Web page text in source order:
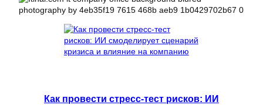
Как провести стресс-тест рисков: ИИ